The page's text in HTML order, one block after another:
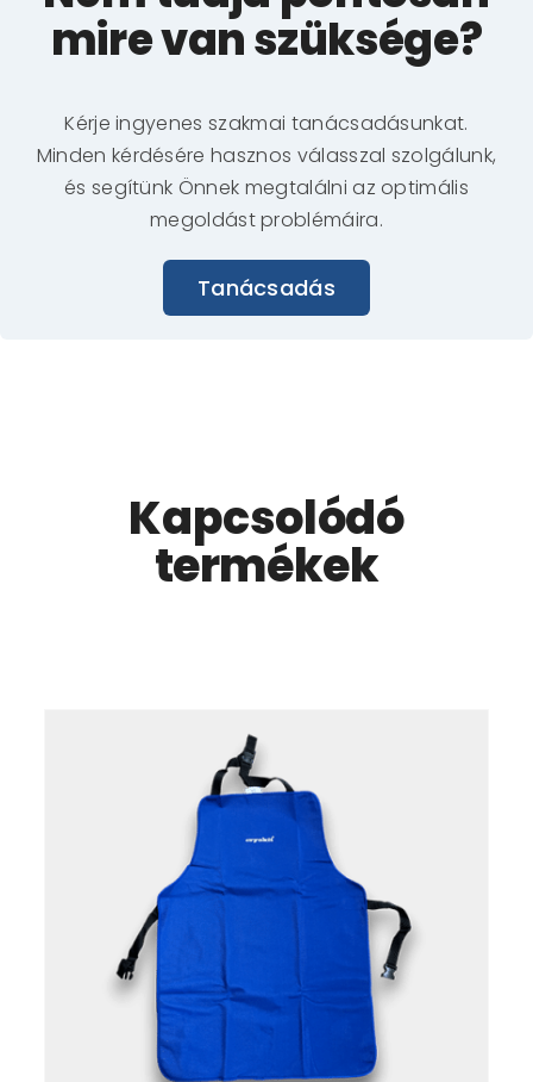
mire van szüksége?
Kérje ingyenes szakmai tanácsadásunkat.
Minden kérdésére hasznos válasszal szolgálunk,
és segítünk Önnek megtalálni az optimális
megoldást problémáira.
Tanácsadás
Kapcsolódó
termékek